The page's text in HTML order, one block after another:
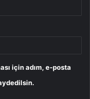
için adım, e-posta